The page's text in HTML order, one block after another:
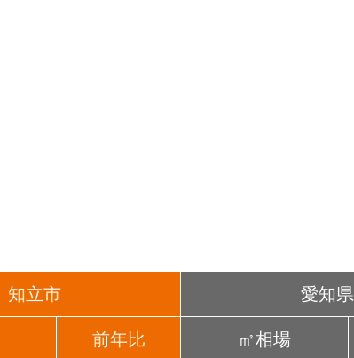
知立市 愛知県
前年比 ㎡相場